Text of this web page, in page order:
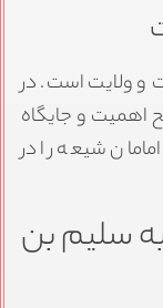
و ولایت است. در
اهمیت و جایگاه
شیعه را در
سلیم بن